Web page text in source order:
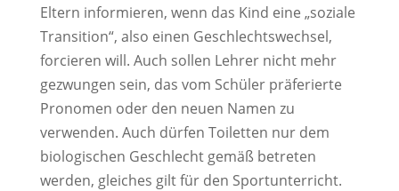
Eltern informieren, wenn das Kind eine „soziale
Transition“, also einen Geschlechtswechsel,
forcieren will. Auch sollen Lehrer nicht mehr
gezwungen sein, das vom Schüler präferierte
Pronomen oder den neuen Namen zu
verwenden. Auch dürfen Toiletten nur dem
biologischen Geschlecht gemäß betreten
werden, gleiches gilt für den Sportunterricht.